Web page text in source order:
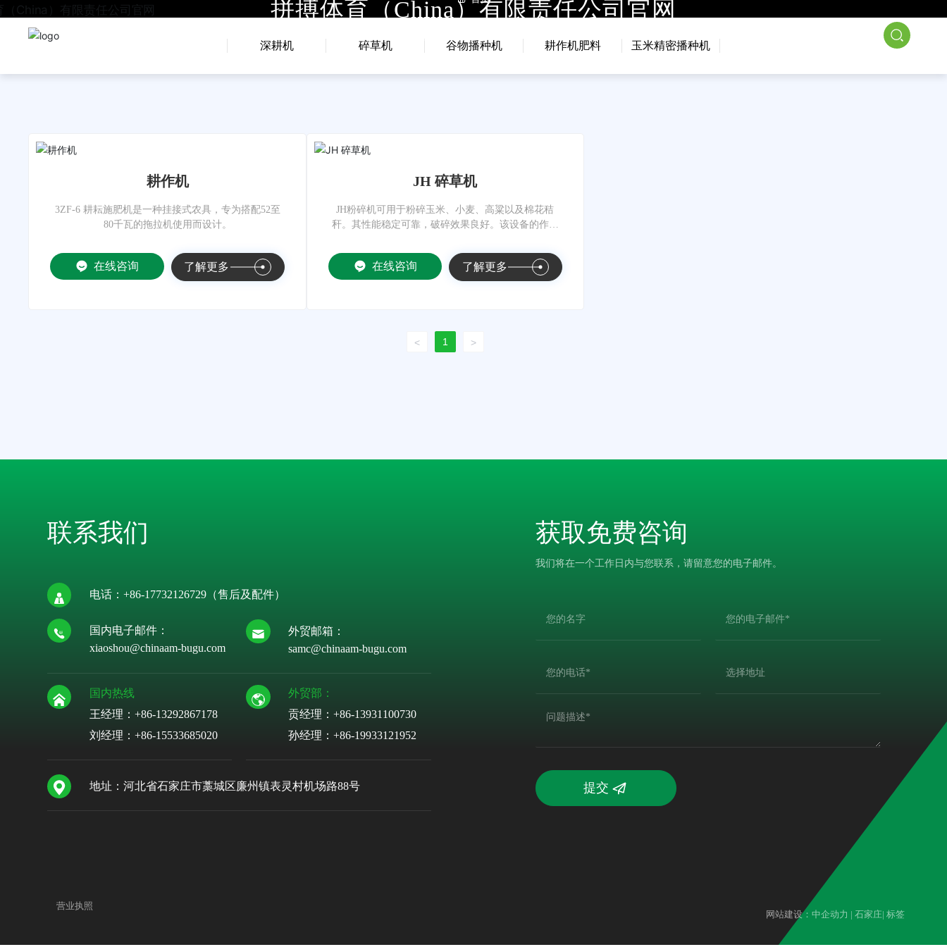
拼搏体育（China）有限责任公司官网
深耕机 碎草机 谷物播种机 耕作机肥料 玉米精密播种机
耕作机
3ZF-6 耕耘施肥机是一种挂接式农具，专为搭配52至
80千瓦的拖拉机使用而设计。
在线咨询 了解更多
JH 碎草机
JH粉碎机可用于粉碎玉米、小麦、高粱以及棉花秸
秆。其性能稳定可靠，破碎效果良好。该设备的作业
在线咨询 了解更多
< 1 >
联系我们
电话：+86-17732126729 （售后及配件）
国内电子邮件：
xiaoshou@chinaam-bugu.com
外贸邮箱：
samc@chinaam-bugu.com
国内热线
王经理：+86-13292867178
刘经理：+86-15533685020
外贸部：
贡经理：+86-13931100730
孙经理：+86-19933121952
地址：河北省石家庄市藁城区廉州镇表灵村机场路88号
获取免费咨询
我们将在一个工作日内与您联系，请留意您的电子邮件。
提交
营业执照
网站建设：中企动力 | 石家庄| 标签